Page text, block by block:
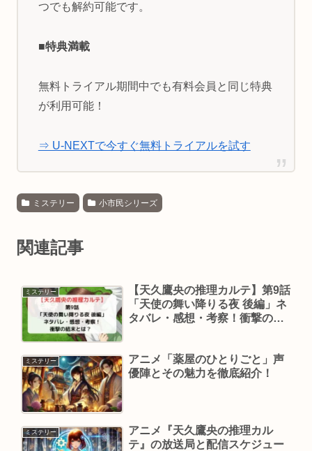
つでも解約可能です。
■特典満載
無料トライアル期間中でも有料会員と同じ特典
が利用可能！
⇒ U-NEXTで今すぐ無料トライアルを試す
ミステリー 小市民シリーズ
関連記事
ミステリー
【天久鷹央の推理カルテ】第9話
「天使の舞い降りる夜 後編」ネ
タバレ・感想・考察！衝撃の結
ミステリー
アニメ「薬屋のひとりごと」声
優陣とその魅力を徹底紹介！
ミステリー
アニメ『天久鷹央の推理カル
テ』の放送局と配信スケジュー